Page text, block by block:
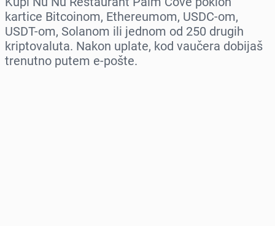
kartice Bitcoinom, Ethereumom, USDC-om,
USDT-om, Solanom ili jednom od 250 drugih
kriptovaluta. Nakon uplate, kod vaučera dobijaš
trenutno putem e-pošte.